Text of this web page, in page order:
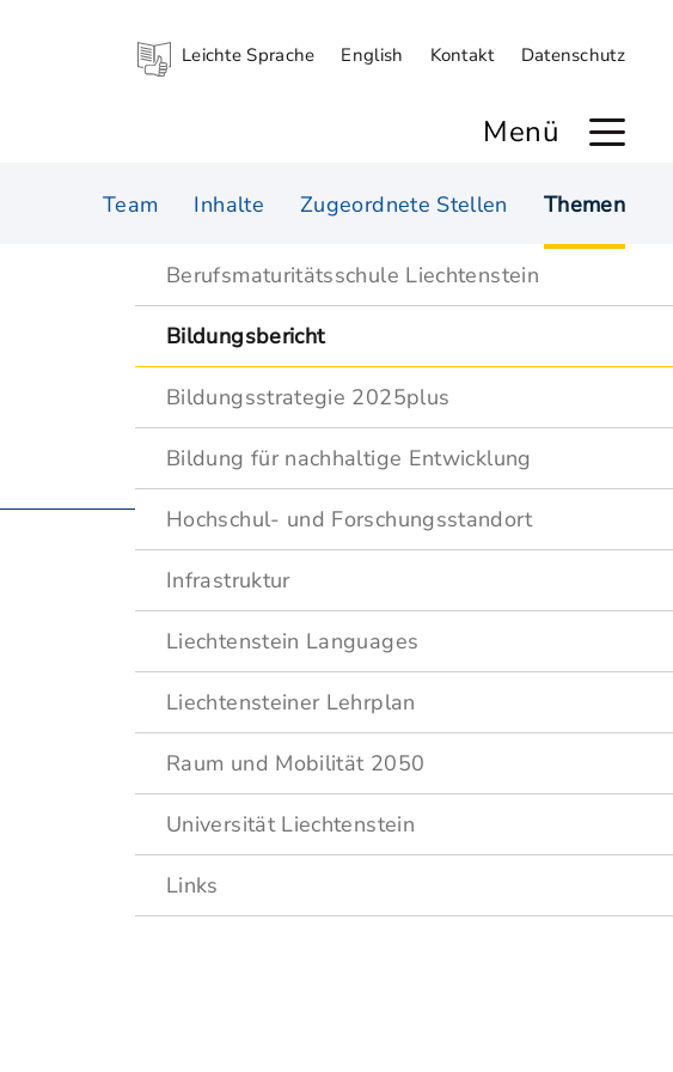
Leichte Sprache English Kontakt Datenschutz
Menü
Team Inhalte Zugeordnete Stellen Themen
Berufsmaturitätsschule Liechtenstein
Bildungsbericht
Bildungsstrategie 2025plus
Bildung für nachhaltige Entwicklung
Hochschul- und Forschungsstandort
Infrastruktur
Liechtenstein Languages
Liechtensteiner Lehrplan
Raum und Mobilität 2050
Universität Liechtenstein
Links